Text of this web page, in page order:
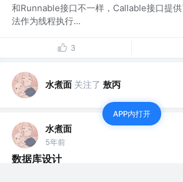
和Runnable接口不一样，Callable接口提
法作为线程执行...
3
水煮面 关注了 敖丙
水煮面
5年前
数据库设计
APP内打开